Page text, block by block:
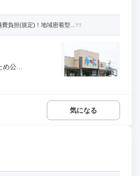
負担(規定)！地域密着型...
公...
気になる